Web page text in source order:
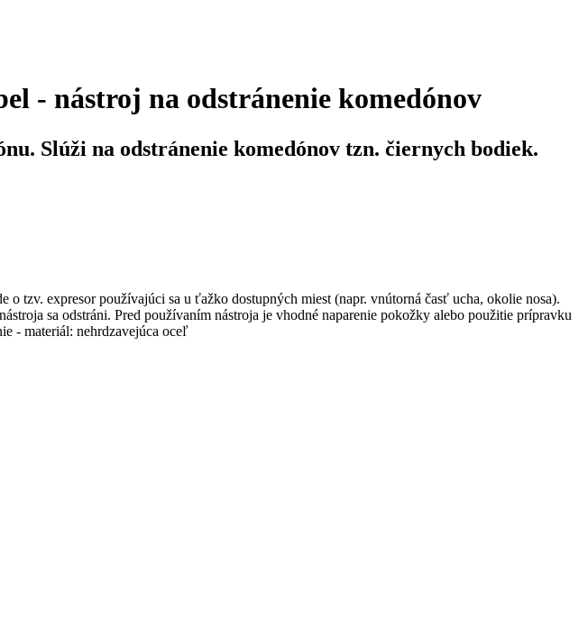
- nástroj na odstránenie komedónov
Slúži na odstránenie komedónov tzn. čiernych bodiek.
tzv. expresor používajúci sa u ťažko dostupných miest (napr. vnútorná časť ucha, okolie nosa).
sa odstráni. Pred používaním nástroja je vhodné naparenie pokožky alebo použitie prípravku
- materiál: nehrdzavejúca oceľ